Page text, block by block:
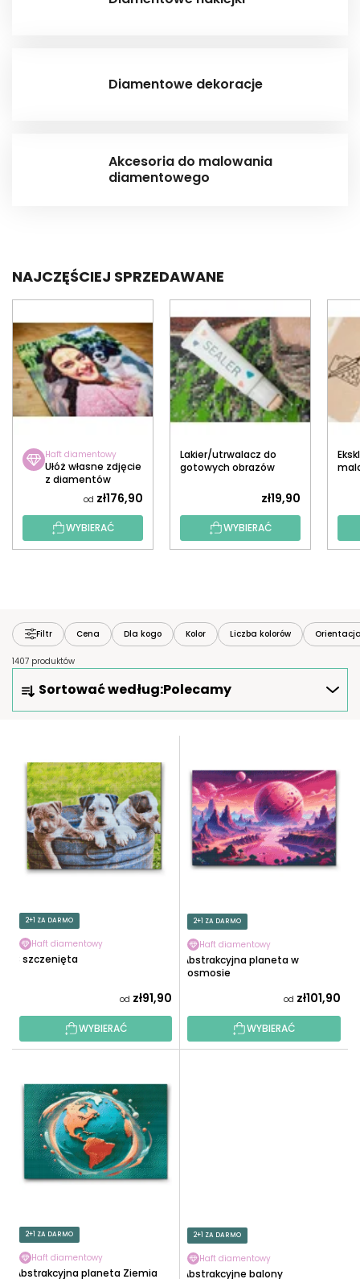
Diamentowe dekoracje
Akcesoria do malowania
diamentowego
NAJCZĘŚCIEJ SPRZEDAWANE
Haft diamentowy
Ułóż własne zdjęcie
z diamentów
od zł176,90
WYBIERAĆ
Lakier/utrwalacz do
gotowych obrazów
zł19,90
WYBIERAĆ
Filtr Cena Dla kogo Kolor Liczba kolorów
1407 produktów
O
R
W
O
D
U
W
Sortować według:Polecamy
U
K
2+1 ZA DARMO
Haft diamentowy
3 szczenięta
od zł91,90
WYBIERAĆ
2+1 ZA DARMO
Haft diamentowy
Abstrakcyjna planeta w
kosmosie
od zł101,90
WYBIERAĆ
2+1 ZA DARMO
Haft diamentowy
Abstrakcyjna planeta Ziemia
2+1 ZA DARMO
Haft diamentowy
Abstrakcyjne balony